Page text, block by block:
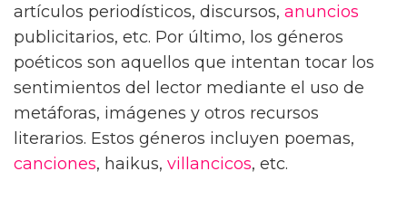
artículos periodísticos, discursos, anuncios
publicitarios, etc. Por último, los géneros
poéticos son aquellos que intentan tocar los
sentimientos del lector mediante el uso de
metáforas, imágenes y otros recursos
literarios. Estos géneros incluyen poemas,
canciones, haikus, villancicos, etc.